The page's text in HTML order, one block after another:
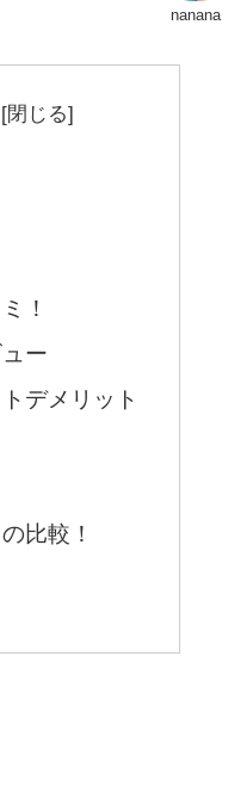
nanana
！
ー
デメリット
比較！